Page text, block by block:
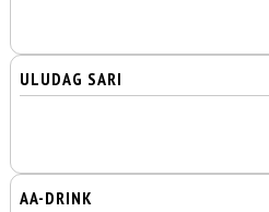
ULUDAG SARI
AA-DRINK